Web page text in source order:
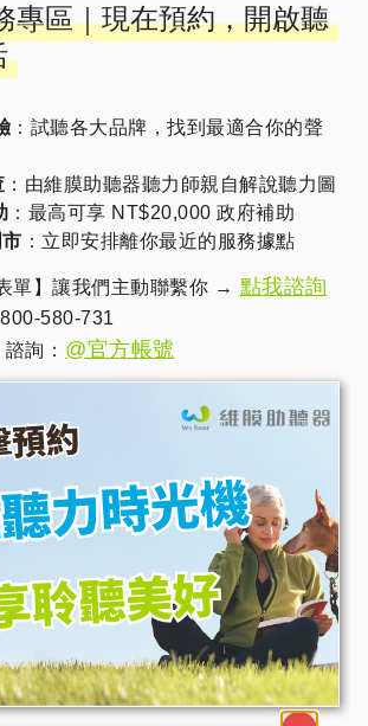
專區｜現在預約，開啟聽
：試聽各大品牌，找到最適合你的聲
：由維膜助聽器聽力師親自解說聽力圖
：最高可享 NT$20,000 政府補助
：立即安排離你最近的服務據點
單】讓我們主動聯繫你 → 點我諮詢
580-731
詢： @官方帳號